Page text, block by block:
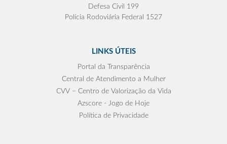
Defesa Civil 199
Polícia Rodoviária Federal 1527
LINKS ÚTEIS
Portal da Transparência
Central de Atendimento a Mulher
CVV – Centro de Valorização da Vida
Azscore - Jogo de Hoje
Política de Privacidade